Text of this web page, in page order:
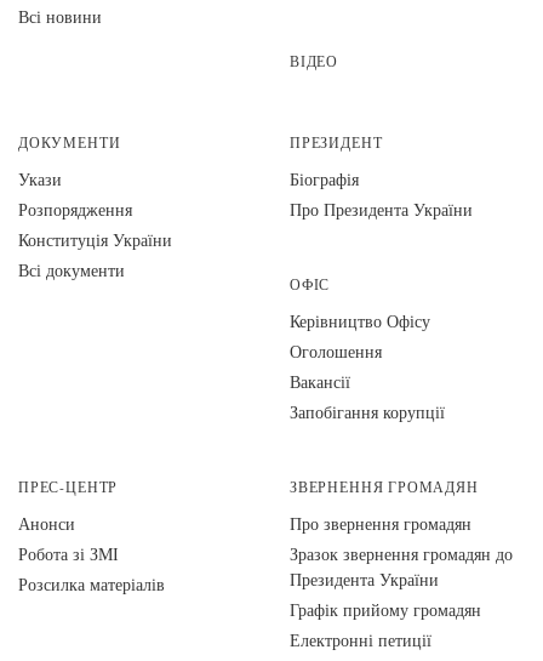
Всі новини
ВІДЕО
ДОКУМЕНТИ
Укази
Розпорядження
Конституція України
Всі документи
ПРЕЗИДЕНТ
Біографія
Про Президента України
ОФІС
Керівництво Офісу
Оголошення
Вакансії
Запобігання корупції
ПРЕС-ЦЕНТР
Анонси
Робота зі ЗМІ
Розсилка матеріалів
ЗВЕРНЕННЯ ГРОМАДЯН
Про звернення громадян
Зразок звернення громадян до
Президента України
Графік прийому громадян
Електронні петиції